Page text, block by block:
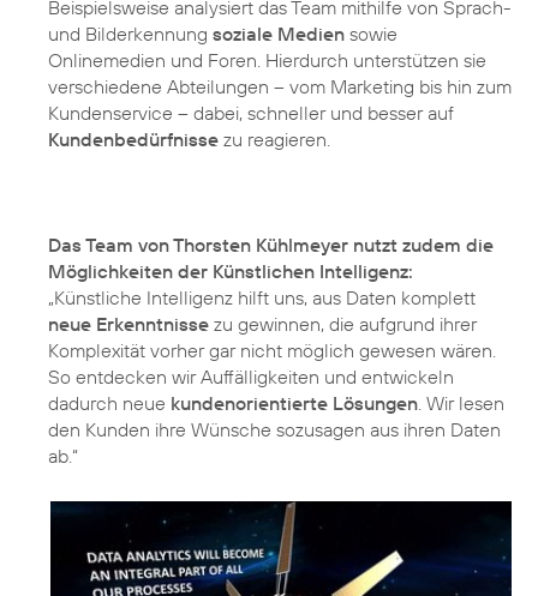
Beispielsweise analysiert das Team mithilfe von Sprach-
und Bilderkennung soziale Medien sowie
Onlinemedien und Foren. Hierdurch unterstützen sie
verschiedene Abteilungen – vom Marketing bis hin zum
Kundenservice – dabei, schneller und besser auf
Kundenbedürfnisse zu reagieren.
Das Team von Thorsten Kühlmeyer nutzt zudem die
Möglichkeiten der Künstlichen Intelligenz:
„Künstliche Intelligenz hilft uns, aus Daten komplett
neue Erkenntnisse zu gewinnen, die aufgrund ihrer
Komplexität vorher gar nicht möglich gewesen wären.
So entdecken wir Auffälligkeiten und entwickeln
dadurch neue kundenorientierte Lösungen. Wir lesen
den Kunden ihre Wünsche sozusagen aus ihren Daten
ab.“